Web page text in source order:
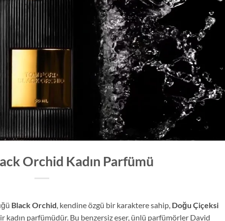
Orchid Kadın Parfümü
Black Orchid, kendine özgü bir karaktere sahip, Doğu Çiçeksi
parfümüdür. Bu benzersiz eser, ünlü parfümörler David